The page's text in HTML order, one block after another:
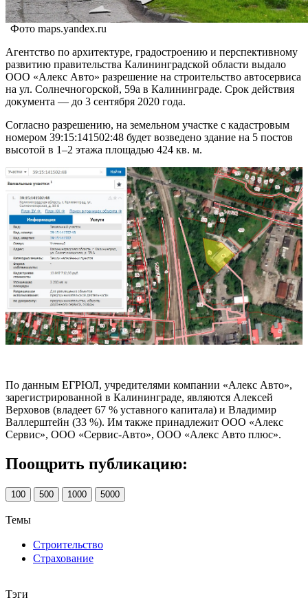
Фото maps.yandex.ru
Агентство по архитектуре, градостроению и перспективному
развитию правительства Калининградской области выдало
ООО «Алекс Авто» разрешение на строительство автосервиса
на ул. Солнечногорской, 59а в Калининграде. Срок действия
документа — до 3 сентября 2020 года.
Согласно разрешению, на земельном участке с кадастровым
номером 39:15:141502:48 будет возведено здание на 5 постов
высотой в 1–2 этажа площадью 424 кв. м.
По данным ЕГРЮЛ, учредителями компании «Алекс Авто»,
зарегистрированной в Калининграде, являются Алексей
Верховов (владеет 67 % уставного капитала) и Владимир
Валлерштейн (33 %). Им также принадлежит ООО «Алекс
Сервис», ООО «Сервис-Авто», ООО «Алекс Авто плюс».
Поощрить публикацию:
100 500 1000 5000
Темы
Строительство
Страхование
Тэги